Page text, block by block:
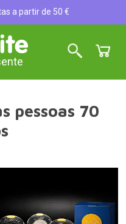
a partir de 50 €
pessoas 70